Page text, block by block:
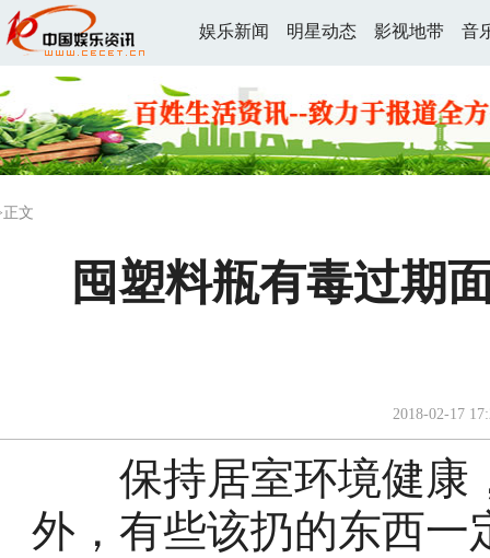
娱乐新闻 明星动态 影视地带 音
文
囤塑料瓶有毒过期
2018-02-17
保持居室环境健康
外，有些该扔的东西一